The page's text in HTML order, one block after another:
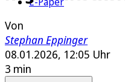
Von
Stephan Eppinger
08.01.2026, 12:05 Uhr
3 min